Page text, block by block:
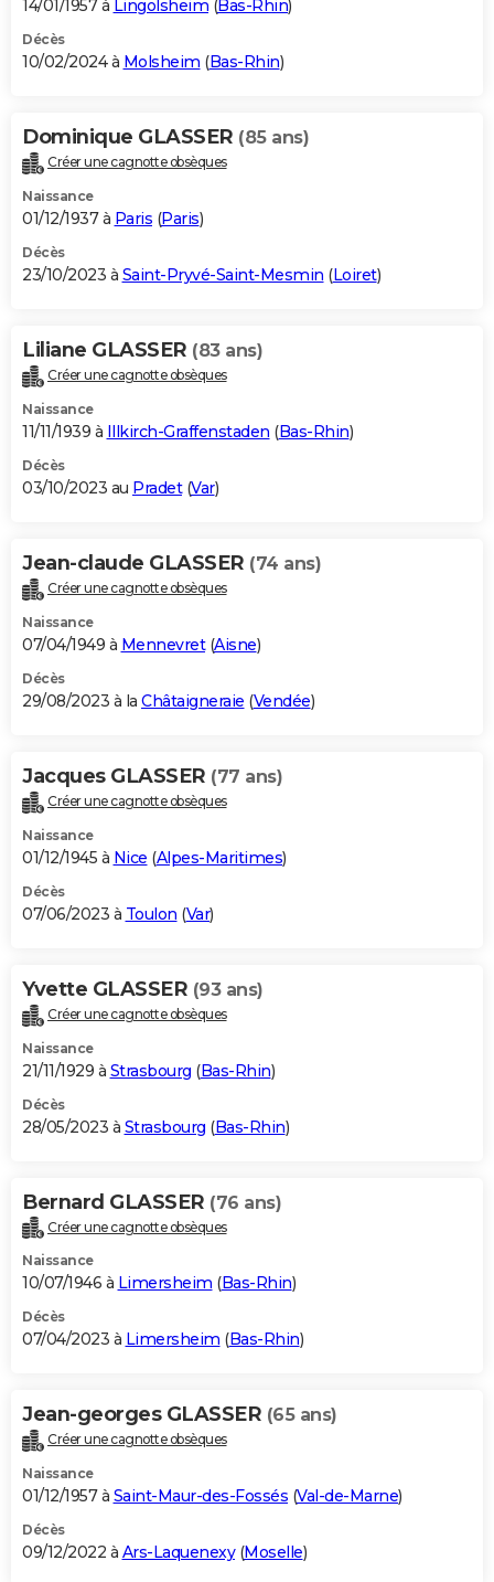
14/01/1957 à Lingolsheim (Bas-Rhin)
Décès
10/02/2024 à Molsheim (Bas-Rhin)
Dominique GLASSER (85 ans)
Créer une cagnotte obsèques
Naissance
01/12/1937 à Paris (Paris)
Décès
23/10/2023 à Saint-Pryvé-Saint-Mesmin (Loiret)
Liliane GLASSER (83 ans)
Créer une cagnotte obsèques
Naissance
11/11/1939 à Illkirch-Graffenstaden (Bas-Rhin)
Décès
03/10/2023 au Pradet(Var)
Jean-claude GLASSER (74 ans)
Créer une cagnotte obsèques
Naissance
07/04/1949 à Mennevret(Aisne)
Décès
29/08/2023 à la Châtaigneraie (Vendée)
Jacques GLASSER (77 ans)
Créer une cagnotte obsèques
Naissance
01/12/1945 à Nice (Alpes-Maritimes)
Décès
07/06/2023 à Toulon (Var)
Yvette GLASSER (93 ans)
Créer une cagnotte obsèques
Naissance
21/11/1929 à Strasbourg (Bas-Rhin)
Décès
28/05/2023 à Strasbourg (Bas-Rhin)
Bernard GLASSER (76 ans)
Créer une cagnotte obsèques
Naissance
10/07/1946 à Limersheim (Bas-Rhin)
Décès
07/04/2023 à Limersheim (Bas-Rhin)
Jean-georges GLASSER (65 ans)
Créer une cagnotte obsèques
Naissance
01/12/1957 à Saint-Maur-des-Fossés (Val-de-Marne)
Décès
09/12/2022 à Ars-Laquenexy(Moselle)